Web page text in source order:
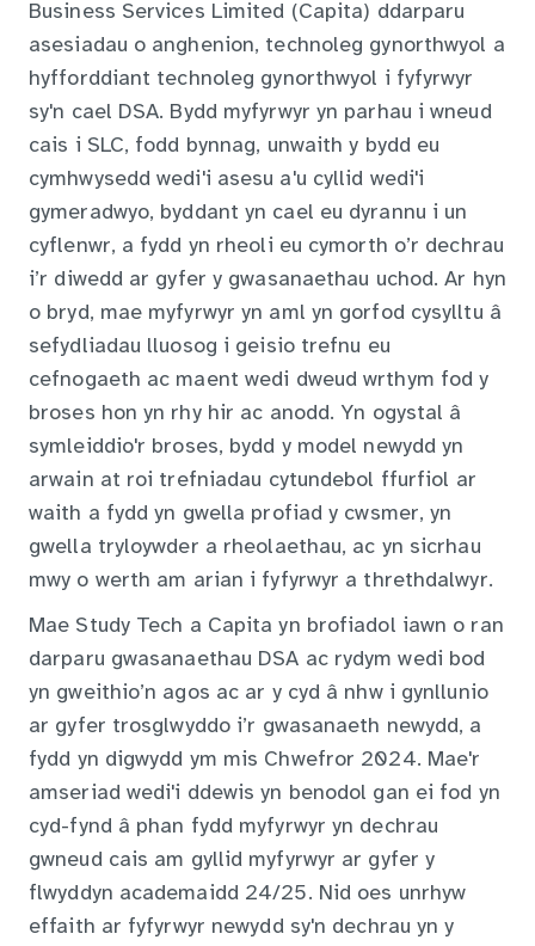
Business Services Limited (Capita) ddarparu
asesiadau o anghenion, technoleg gynorthwyol a
hyfforddiant technoleg gynorthwyol i fyfyrwyr
sy'n cael DSA. Bydd myfyrwyr yn parhau i wneud
cais i SLC, fodd bynnag, unwaith y bydd eu
cymhwysedd wedi'i asesu a'u cyllid wedi'i
gymeradwyo, byddant yn cael eu dyrannu i un
cyflenwr, a fydd yn rheoli eu cymorth o’r dechrau
i’r diwedd ar gyfer y gwasanaethau uchod. Ar hyn
o bryd, mae myfyrwyr yn aml yn gorfod cysylltu â
sefydliadau lluosog i geisio trefnu eu
cefnogaeth ac maent wedi dweud wrthym fod y
broses hon yn rhy hir ac anodd. Yn ogystal â
symleiddio'r broses, bydd y model newydd yn
arwain at roi trefniadau cytundebol ffurfiol ar
waith a fydd yn gwella profiad y cwsmer, yn
gwella tryloywder a rheolaethau, ac yn sicrhau
mwy o werth am arian i fyfyrwyr a threthdalwyr.
Mae Study Tech a Capita yn brofiadol iawn o ran
darparu gwasanaethau DSA ac rydym wedi bod
yn gweithio’n agos ac ar y cyd â nhw i gynllunio
ar gyfer trosglwyddo i’r gwasanaeth newydd, a
fydd yn digwydd ym mis Chwefror 2024. Mae'r
amseriad wedi'i ddewis yn benodol gan ei fod yn
cyd-fynd â phan fydd myfyrwyr yn dechrau
gwneud cais am gyllid myfyrwyr ar gyfer y
flwyddyn academaidd 24/25. Nid oes unrhyw
effaith ar fyfyrwyr newydd sy'n dechrau yn y